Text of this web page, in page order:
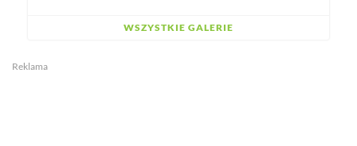
WSZYSTKIE GALERIE
Reklama